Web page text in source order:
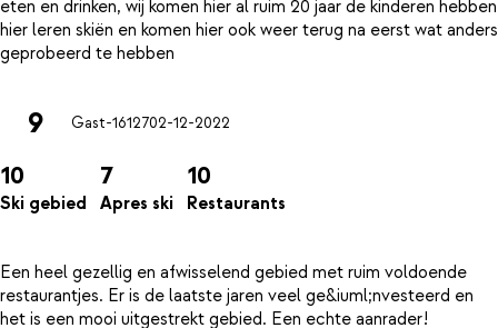
eten en drinken, wij komen hier al ruim 20 jaar de kinderen hebben
hier leren skiën en komen hier ook weer terug na eerst wat anders
9 Gast-1612702-12-2022
10
Ski gebied
7
Apres ski
10
Restaurants
Een heel gezellig en afwisselend gebied met ruim voldoende
restaurantjes. Er is de laatste jaren veel ge&iuml;nvesteerd en